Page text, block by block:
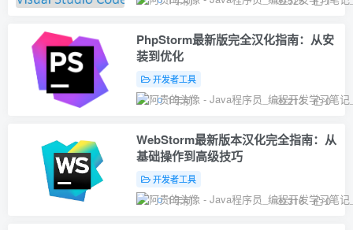
PhpStorm最新版完全汉化指南：从安
装到优化
开发者工具
1年前 213 0
WebStorm最新版本汉化完全指南：从
基础操作到高级技巧
开发者工具
1年前 316 0